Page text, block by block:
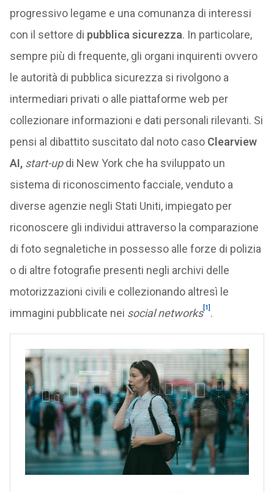
progressivo legame e una comunanza di interessi
con il settore di pubblica sicurezza. In particolare,
sempre più di frequente, gli organi inquirenti ovvero
le autorità di pubblica sicurezza si rivolgono a
intermediari privati o alle piattaforme web per
collezionare informazioni e dati personali rilevanti. Si
pensi al dibattito suscitato dal noto caso Clearview
AI, start-updi New York che ha sviluppato un
sistema di riconoscimento facciale, venduto a
diverse agenzie negli Stati Uniti, impiegato per
riconoscere gli individui attraverso la comparazione
di foto segnaletiche in possesso alle forze di polizia
o di altre fotografie presenti negli archivi delle
motorizzazioni civili e collezionando altresì le
immagini pubblicate nei social networks[1] .